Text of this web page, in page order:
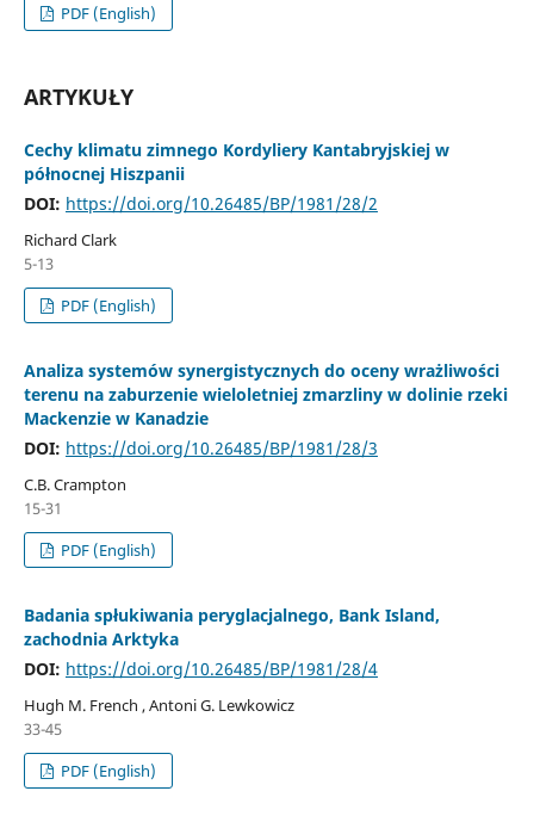
PDF (English)
ARTYKUŁY
Cechy klimatu zimnego Kordyliery Kantabryjskiej w
północnej Hiszpanii
DOI: https://doi.org/10.26485/BP/1981/28/2
Richard Clark
5-13
PDF (English)
Analiza systemów synergistycznych do oceny wrażliwości
terenu na zaburzenie wieloletniej zmarzliny w dolinie rzeki
Mackenzie w Kanadzie
DOI: https://doi.org/10.26485/BP/1981/28/3
C.B. Crampton
15-31
PDF (English)
Badania spłukiwania peryglacjalnego, Bank Island,
zachodnia Arktyka
DOI: https://doi.org/10.26485/BP/1981/28/4
Hugh M. French , Antoni G. Lewkowicz
33-45
PDF (English)